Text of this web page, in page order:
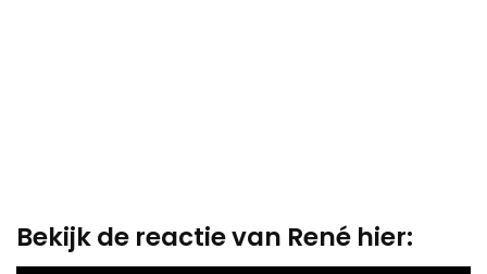
Bekijk de reactie van René hier: